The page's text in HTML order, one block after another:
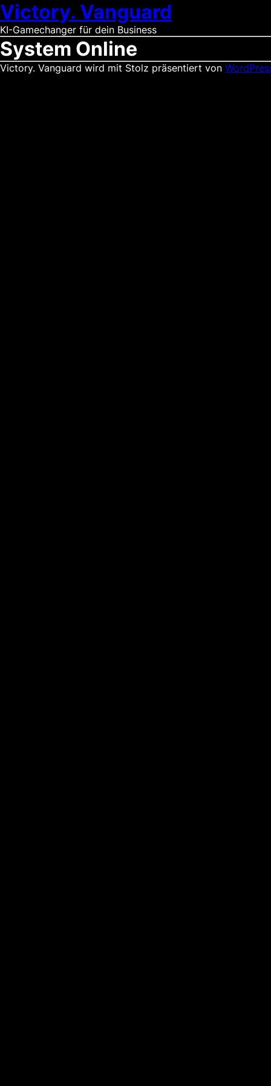
Victory. Vanguard
KI-Gamechanger für dein Business
System Online
Victory. Vanguard wird mit Stolz präsentiert von